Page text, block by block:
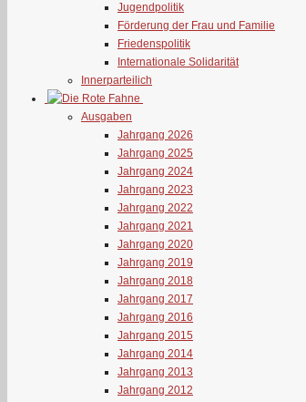
Jugendpolitik
Förderung der Frau und Familie
Friedenspolitik
Internationale Solidarität
Innerparteilich
Ausgaben
Jahrgang 2026
Jahrgang 2025
Jahrgang 2024
Jahrgang 2023
Jahrgang 2022
Jahrgang 2021
Jahrgang 2020
Jahrgang 2019
Jahrgang 2018
Jahrgang 2017
Jahrgang 2016
Jahrgang 2015
Jahrgang 2014
Jahrgang 2013
Jahrgang 2012